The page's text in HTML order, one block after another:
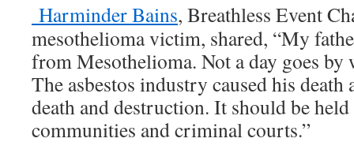
Harminder Bains, Breathless Event
mesothelioma victim, shared, “My
from Mesothelioma. Not a day goes
The asbestos industry caused his death
death and destruction. It should be
communities and criminal courts.”